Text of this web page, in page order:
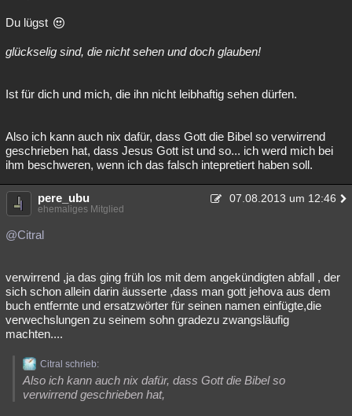
Du lügst
glückselig sind, die nicht sehen und doch glauben!
Ist für dich und mich, die ihn nicht leibhaftig sehen dürfen.
Also ich kann auch nix dafür, dass Gott die Bibel so verwirrend
geschrieben hat, dass Jesus Gott ist und so... ich werd mich bei
ihm beschweren, wenn ich das falsch intepretiert haben soll.
pere_ubu 07.08.2013 um 12:46
ehemaliges Mitglied
@Citral
verwirrend ,ja das ging früh los mit dem angekündigten abfall , der
sich schon allein darin äusserte ,dass man gott jehova aus dem
buch entfernte und ersatzwörter für seinen namen einfügte,die
verwechslungen zu seinem sohn gradezu zwangsläufig
machten....
Citral schrieb:
Also ich kann auch nix dafür, dass Gott die Bibel so
verwirrend geschrieben hat,